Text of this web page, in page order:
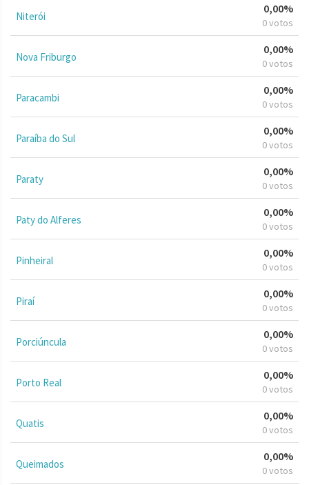
Niterói
0,00%
0 votos
Nova Friburgo
0,00%
0 votos
Paracambi
0,00%
0 votos
Paraíba do Sul
0,00%
0 votos
Paraty
0,00%
0 votos
Paty do Alferes
0,00%
0 votos
Pinheiral
0,00%
0 votos
Piraí
0,00%
0 votos
Porciúncula
0,00%
0 votos
Porto Real
0,00%
0 votos
Quatis
0,00%
0 votos
Queimados
0,00%
0 votos